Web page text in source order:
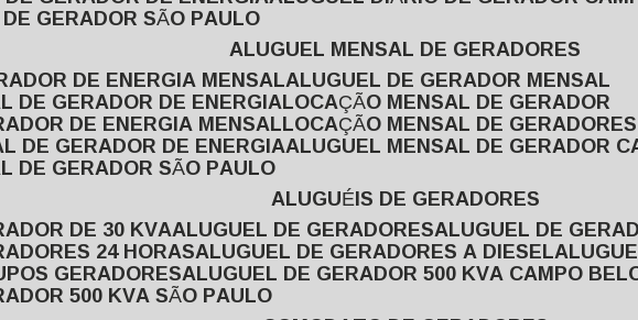
DE GERADOR SÃO PAULO
ALUGUEL MENSAL DE GERADORES
DE ENERGIA MENSAL ALUGUEL DE GERADOR MENSAL
DE GERADOR DE ENERGIA LOCAÇÃO MENSAL DE GERADOR
DE ENERGIA MENSAL LOCAÇÃO MENSAL DE GERADORES
DE GERADOR DE ENERGIA ALUGUEL MENSAL DE GERADOR
DE GERADOR SÃO PAULO
ALUGUÉIS DE GERADORES
DE 30 KVA ALUGUEL DE GERADORES ALUGUEL DE
24 HORAS ALUGUEL DE GERADORES A DIESEL
GERADORES ALUGUEL DE GERADOR 500 KVA CAMPO
500 KVA SÃO PAULO